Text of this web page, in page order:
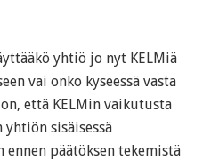
yhtiö jo nyt KELMiä
vai onko kyseessä vasta
että KELMin vaikutusta
sisäisessä
ennen päätöksen tekemistä